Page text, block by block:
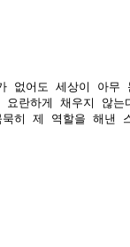
없어도 세상이 아
요란하게 채우지
히 제 역할을 해낸